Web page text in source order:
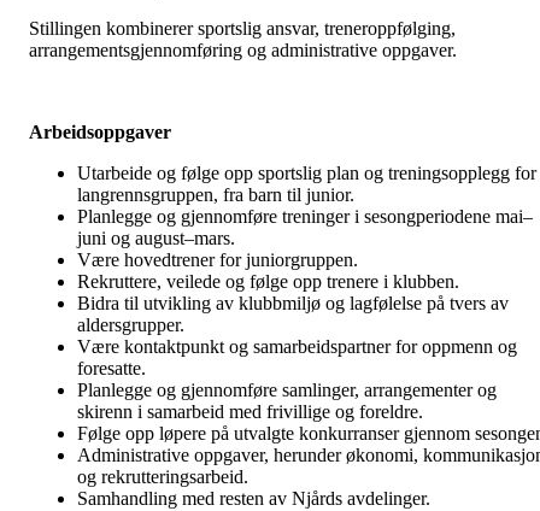
Stillingen kombinerer sportslig ansvar, treneroppfølging,
arrangementsgjennomføring og administrative oppgaver.
Arbeidsoppgaver
Utarbeide og følge opp sportslig plan og treningsopplegg for
langrennsgruppen, fra barn til junior.
Planlegge og gjennomføre treninger i sesongperiodene mai–
juni og august–mars.
Være hovedtrener for juniorgruppen.
Rekruttere, veilede og følge opp trenere i klubben.
Bidra til utvikling av klubbmiljø og lagfølelse på tvers av
aldersgrupper.
Være kontaktpunkt og samarbeidspartner for oppmenn og
foresatte.
Planlegge og gjennomføre samlinger, arrangementer og
skirenn i samarbeid med frivillige og foreldre.
Følge opp løpere på utvalgte konkurranser gjennom
Administrative oppgaver, herunder økonomi,
og rekrutteringsarbeid.
Samhandling med resten av Njårds avdelinger.